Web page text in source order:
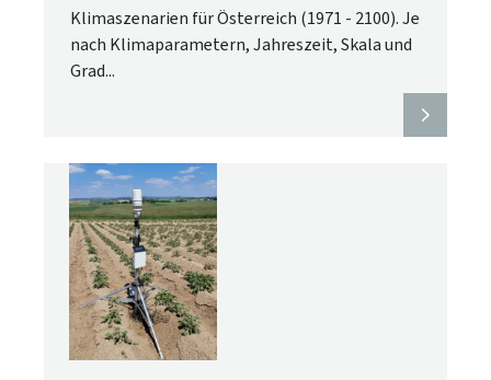
Klimaszenarien für Österreich (1971 - 2100). Je
nach Klimaparametern, Jahreszeit, Skala und
Grad...